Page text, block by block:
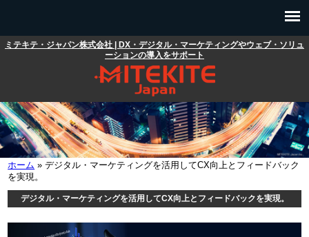
メインメニュー
ミテキテ・ジャパン株式会社 | DX・デジタル・マーケティングやウェブ・ソリュ
ーションの導入をサポート
現在地
ホーム » デジタル・マーケティングを活用してCX向上とフィードバック
を実現。
デジタル・マーケティングを活用してCX向上とフィードバックを実現。